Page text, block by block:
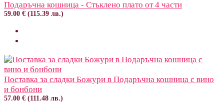
Подаръчна кошница - Стъклено плато от 4 части
59.00 € (115.39 лв.)
Поставка за сладки Божури в Подаръчна кошница с вино
и бонбони
57.00 € (111.48 лв.)